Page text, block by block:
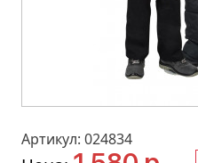
Артикул: 024834